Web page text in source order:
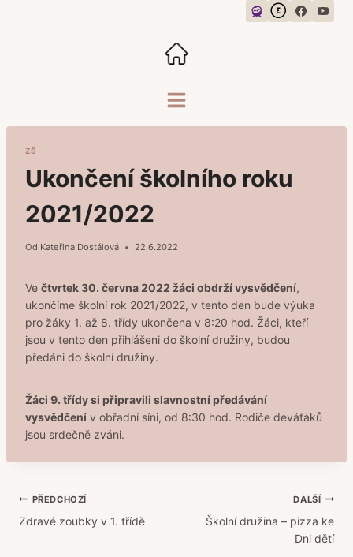
ZŠ
Ukončení školního roku
2021/2022
Od Kateřina Dostálová 22.6.2022
Ve čtvrtek 30. června 2022 žáci obdrží vysvědčení,
ukončíme školní rok 2021/2022, v tento den bude výuka
pro žáky 1. až 8. třídy ukončena v 8:20 hod. Žáci, kteří
jsou v tento den přihlášeni do školní družiny, budou
předáni do školní družiny.
Žáci 9. třídy si připravili slavnostní předávání
vysvědčení v obřadní síni, od 8:30 hod. Rodiče deváťáků
jsou srdečně zváni.
Navigace
pro
PŘEDCHOZÍ
Zdravé zoubky v 1. třídě
DALŠÍ
Školní družina – pizza ke
Dni dětí